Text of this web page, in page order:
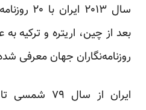
بعد از چین، اریتره و ترکیه
روزنامه‌نگاران جهان معرفی
ایران از